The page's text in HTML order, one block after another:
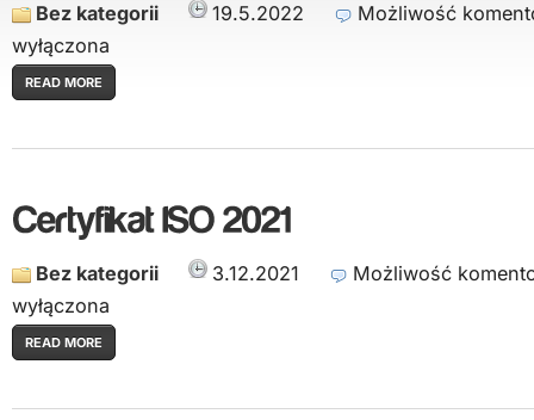
Bez kategorii 19.5.2022
Możliwość
wyłączona
READ MORE
Bez kategorii 3.12.2021
Możliwość
wyłączona
READ MORE